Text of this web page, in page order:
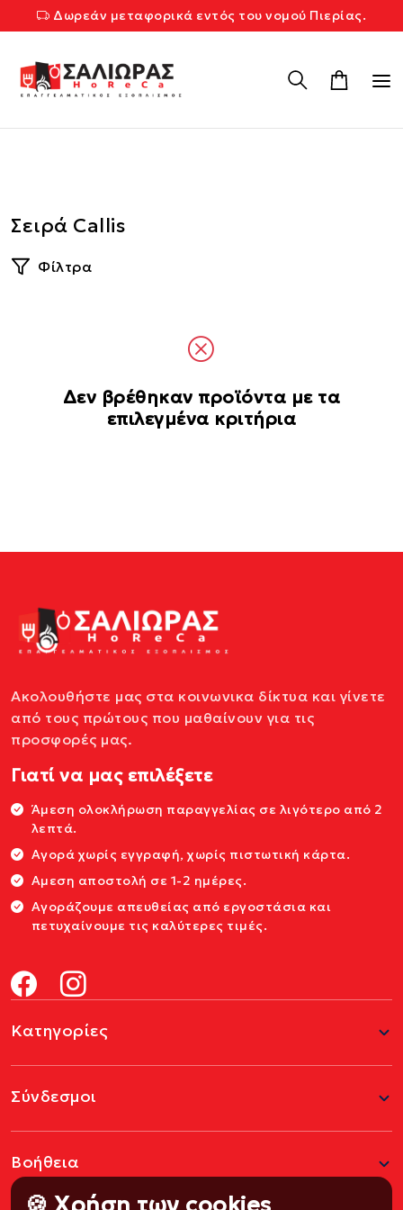
Δωρεάν μεταφορικά εντός του νομού Πιερίας.
Σειρά Callis
Φίλτρα
Δεν βρέθηκαν προϊόντα με τα
επιλεγμένα κριτήρια
Ακολουθήστε μας στα κοινωνικα δίκτυα και γίνετε
από τους πρώτους που μαθαίνουν για τις
προσφορές μας.
Γιατί να μας επιλέξετε
Άμεση ολοκλήρωση παραγγελίας σε λιγότερο από 2
λεπτά.
Αγορά χωρίς εγγραφή, χωρίς πιστωτική κάρτα.
Αμεση αποστολή σε 1-2 ημέρες.
Αγοράζουμε απευθείας από εργοστάσια και
πετυχαίνουμε τις καλύτερες τιμές.
Κατηγορίες
Σύνδεσμοι
Βοήθεια